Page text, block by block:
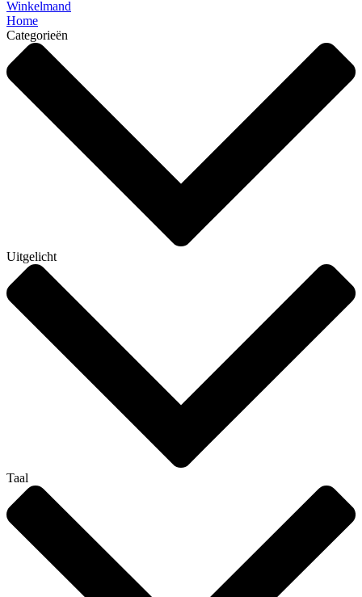
Winkelmand
Home
Categorieën
Uitgelicht
Taal